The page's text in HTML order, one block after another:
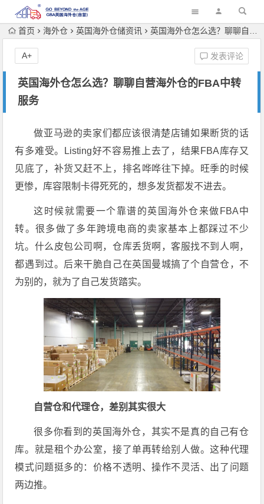
首页 海外仓 英国海外仓储资讯 英国海外仓怎么选？聊聊自营海外仓的FBA中转服务
英国海外仓怎么选？聊聊自营海外仓的FBA中转
服务
发表评论
A+
做亚马逊的卖家们都应该很清楚店铺如果断货的话
有多难受。
Listing好不容易推上去了，结果FBA库存又
见底了，补货又赶不上，排名哗哗往下掉。旺季的时候
更惨，库容限制卡得死死的，想多发货都发不进去。
这时候就需要一个靠谱的英国海外仓来做FBA中
转。很多做了多年跨境电商的卖家基本上都踩过不少
坑。什么皮包公司啊，仓库丢货啊，客服找不到人啊，
都遇到过。后来干脆自己在英国曼城搞了个自营仓，不
为别的，就为了自己发货踏实。
自营仓和代理仓，差别其实很大
很多你看到的英国海外仓，其实不是真的自己有仓
库。就是租个办公室，接了单再转给别人做。这种代理
模式问题挺多的：价格不透明、操作不灵活、出了问题
两边推。